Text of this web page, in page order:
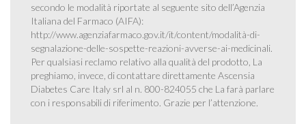
secondo le modalità riportate al seguente sito dell’Agenzia
Italiana del Farmaco (AIFA):
http://www.agenziafarmaco.gov.it/it/content/modalità-di-
segnalazione-delle-sospette-reazioni-avverse-ai-medicinali.
Per qualsiasi reclamo relativo alla qualità del prodotto, La
preghiamo, invece, di contattare direttamente Ascensia
Diabetes Care Italy srl al n. 800-824055 che La farà parlare
con i responsabili di riferimento. Grazie per l’attenzione.